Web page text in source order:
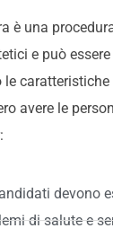
è una
e può
le
avere le
devono
di salute e